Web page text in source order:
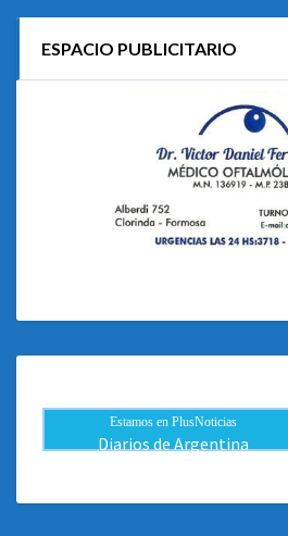
ESPACIO PUBLICITARIO
Estamos en PlusNoticias
Diarios de Argentina